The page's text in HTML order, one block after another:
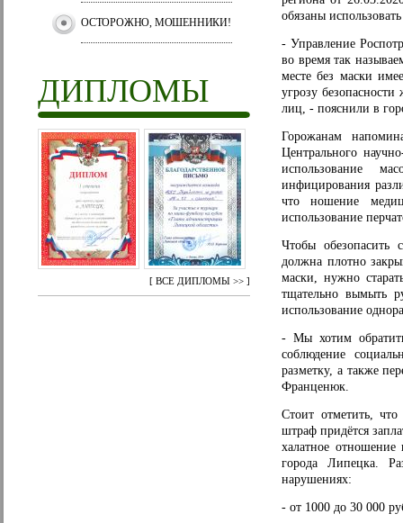
ОСТОРОЖНО, МОШЕННИКИ!
ДИПЛОМЫ
[ ВСЕ ДИПЛОМЫ >> ]
обязаны
- Управление
во время так
месте без маски
угрозу
лиц, - пояснили в
Горожанам
Центрального
использование
инфицирования
что ношение
использование
Чтобы обезопасить
должна плотно
маски, нужно
тщательно вымыть
использование
- Мы хотим
соблюдение
разметку, а также
Франценюк.
Стоит отметить,
штраф придётся
халатное отношение
города Липецка.
нарушениях:
- от 1000 до 30 000